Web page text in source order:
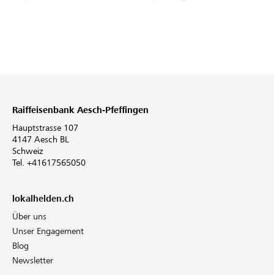
Raiffeisenbank Aesch-Pfeffingen
Hauptstrasse 107
4147 Aesch BL
Schweiz
Tel. +41617565050
lokalhelden.ch
Über uns
Unser Engagement
Blog
Newsletter